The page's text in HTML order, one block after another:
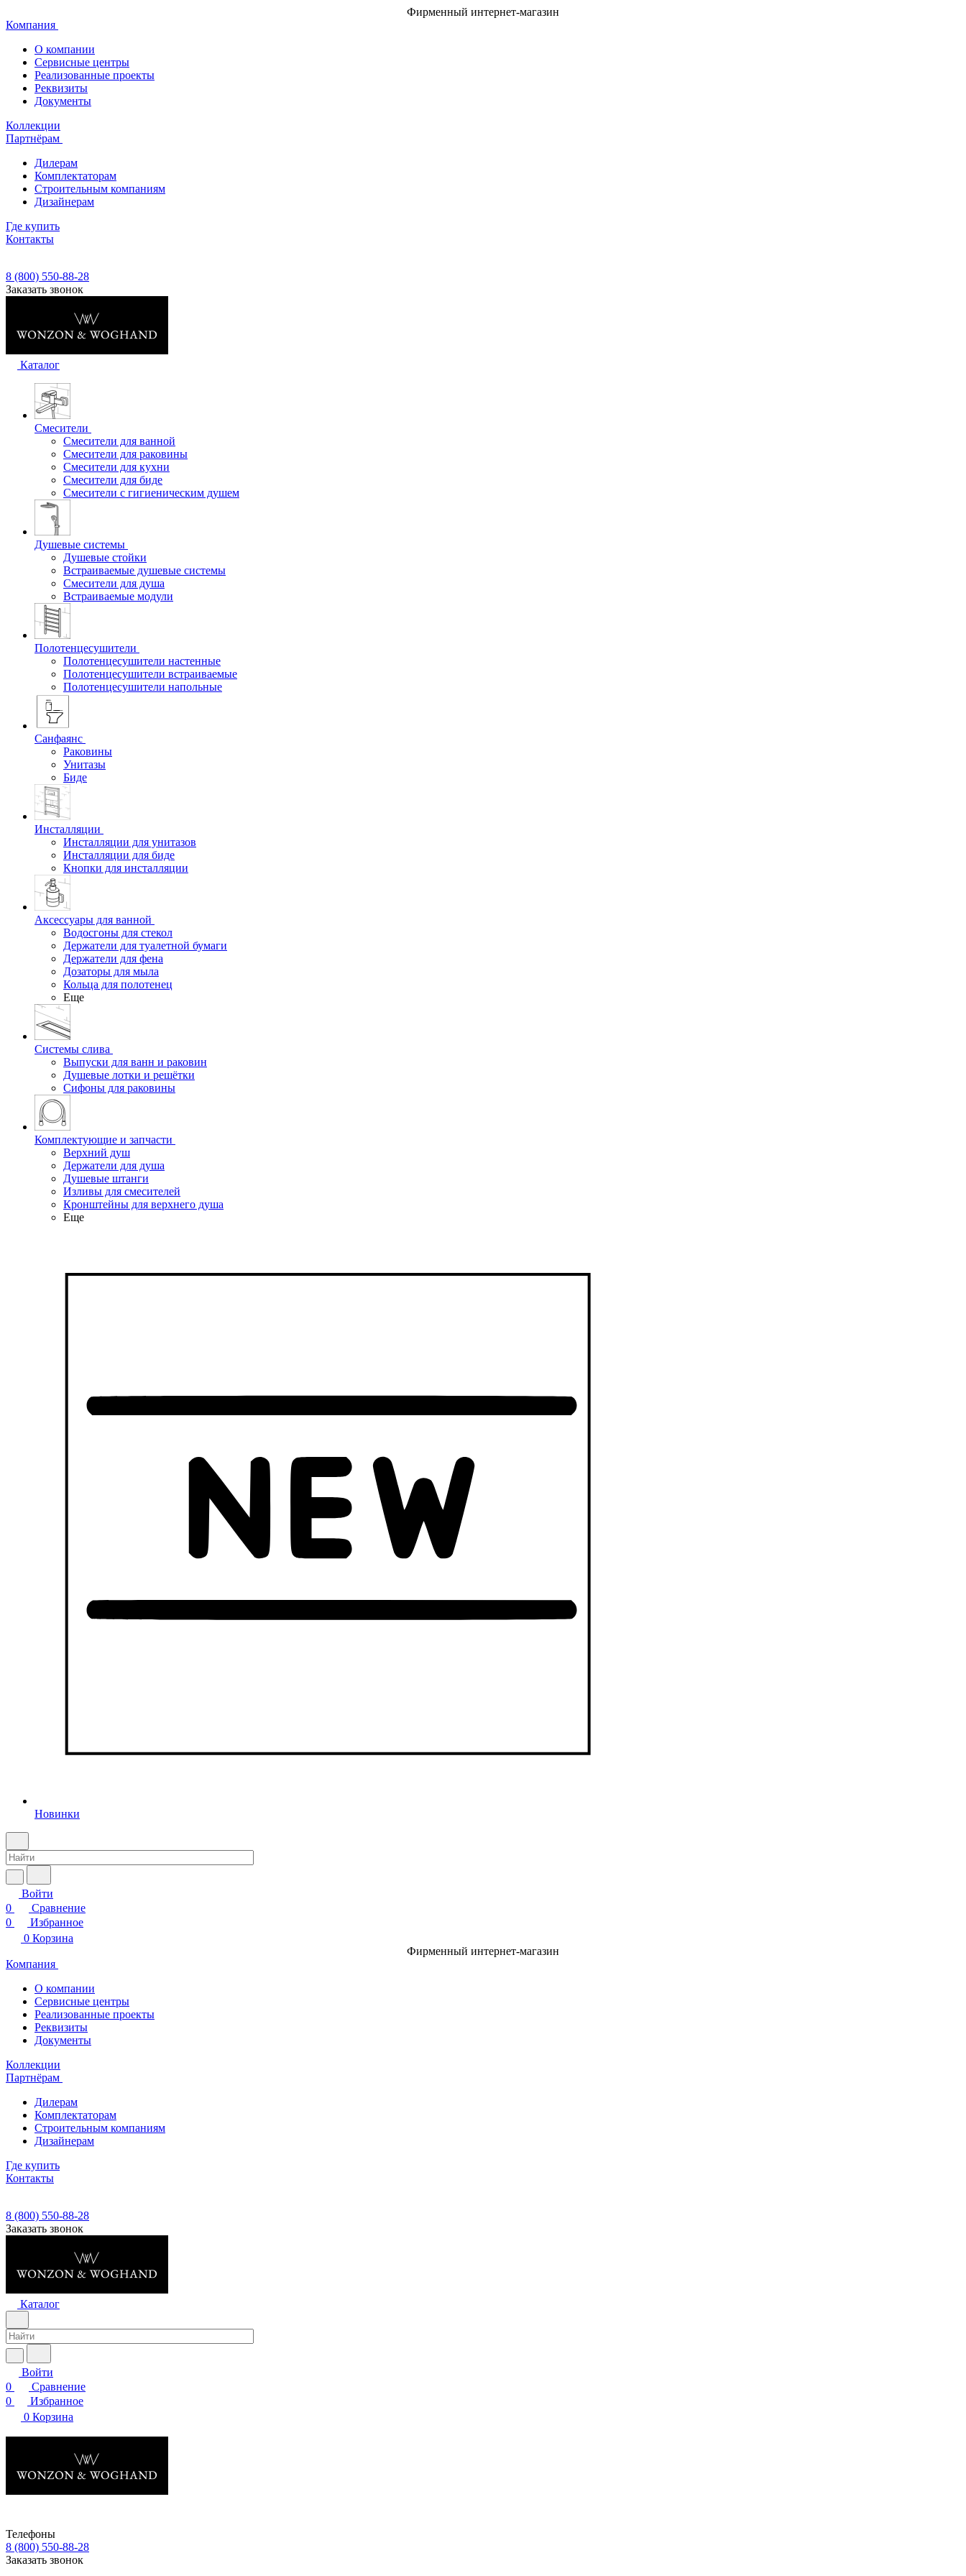
Фирменный интернет-магазин
Компания
О компании
Сервисные центры
Реализованные проекты
Реквизиты
Документы
Коллекции
Партнёрам
Дилерам
Комплектаторам
Строительным компаниям
Дизайнерам
Где купить
Контакты
8 (800) 550-88-28
Заказать звонок
Каталог
Смесители
Смесители для ванной
Смесители для раковины
Смесители для кухни
Смесители для биде
Смесители с гигиеническим душем
Душевые системы
Душевые стойки
Встраиваемые душевые системы
Смесители для душа
Встраиваемые модули
Полотенцесушители
Полотенцесушители настенные
Полотенцесушители встраиваемые
Полотенцесушители напольные
Санфаянс
Раковины
Унитазы
Биде
Инсталляции
Инсталляции для унитазов
Инсталляции для биде
Кнопки для инсталляции
Аксессуары для ванной
Водосгоны для стекол
Держатели для туалетной бумаги
Держатели для фена
Дозаторы для мыла
Кольца для полотенец
Еще
Системы слива
Выпуски для ванн и раковин
Душевые лотки и решётки
Сифоны для раковины
Комплектующие и запчасти
Верхний душ
Держатели для душа
Душевые штанги
Изливы для смесителей
Кронштейны для верхнего душа
Еще
Новинки
Войти
0
Сравнение
0
Избранное
0 Корзина
Фирменный интернет-магазин
Компания
О компании
Сервисные центры
Реализованные проекты
Реквизиты
Документы
Коллекции
Партнёрам
Дилерам
Комплектаторам
Строительным компаниям
Дизайнерам
Где купить
Контакты
8 (800) 550-88-28
Заказать звонок
Каталог
Войти
0
Сравнение
0
Избранное
0 Корзина
Телефоны
8 (800) 550-88-28
Заказать звонок